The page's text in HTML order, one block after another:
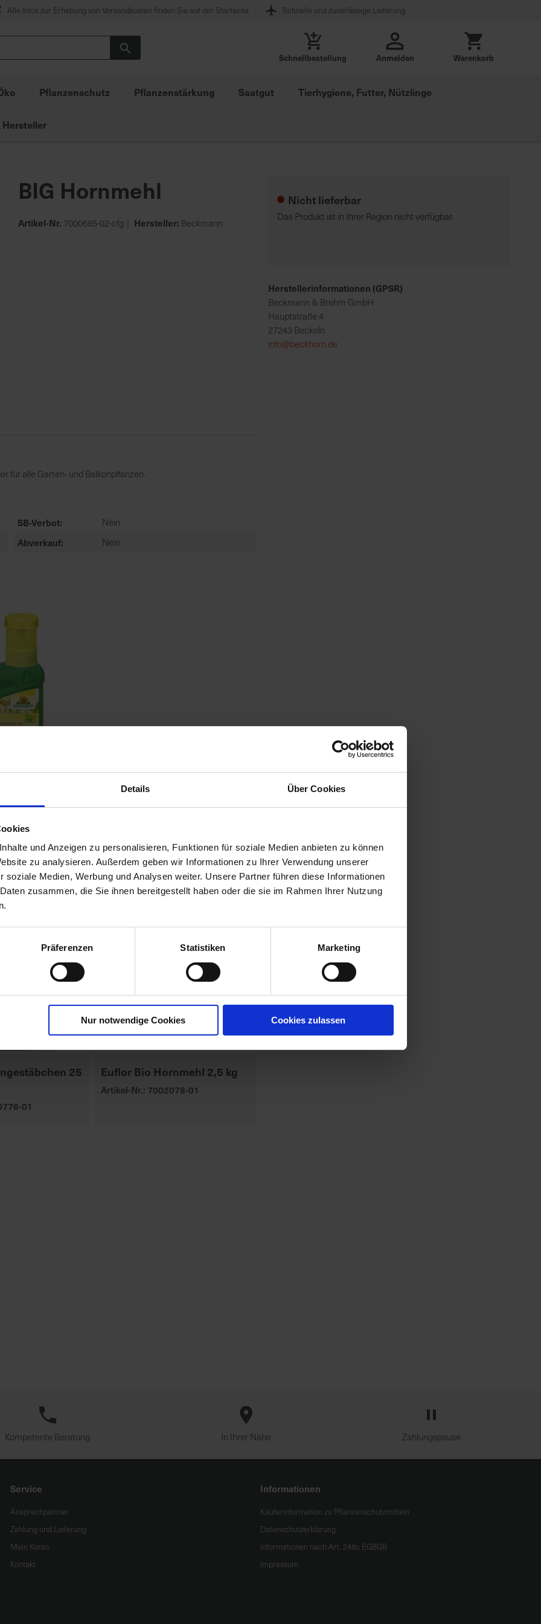
Details Über Cookies
und Anzeigen zu personalisieren, Funktionen für soziale Medien anbieten zu können
zu analysieren. Außerdem geben wir Informationen zu Ihrer Verwendung unserer
soziale Medien, Werbung und Analysen weiter. Unsere Partner führen diese Informationen
zusammen, die Sie ihnen bereitgestellt haben oder die sie im Rahmen Ihrer Nutzung
Präferenzen Statistiken Marketing
Nur notwendige Cookies Cookies zulassen
Alle Infos zur Erhebung von Versandkosten finden Sie auf der Startseite Schnelle und zuverlässige Lieferung
Schnellbestellung Anmelden Warenkorb
Pflanzenschutz Pflanzenstärkung Saatgut Tierhygiene, Futter, Nützlinge
Hersteller
BIG Hornmehl
Artikel-Nr. 7000685-02-cfg Hersteller: Beckmann
für alle Garten- und Balkonplfanzen.
SB-Verbot Nein
Abverkauf Nein
und
01-cfg
25
01
Euflor Bio Hornmehl 2,5 kg
Artikel-Nr.: 7002078-01
Nicht lieferbar
Das Produkt ist in Ihrer Region nicht verfügbar.
Herstellerinformationen (GPSR)
Beckmann & Brehm GmbH
Hauptstraße 4
27243 Beckeln
info@beckhorn.de
Kompetente Beratung In Ihrer Nähe Zahlungspause
Service
Ansprechpartner
Zahlung und Lieferung
Mein Konto
Kontakt
Informationen
Käuferinformation zu Pflanzenschutzmitteln
Datenschutzerklärung
Informationen nach Art. 246c EGBGB
Impressum